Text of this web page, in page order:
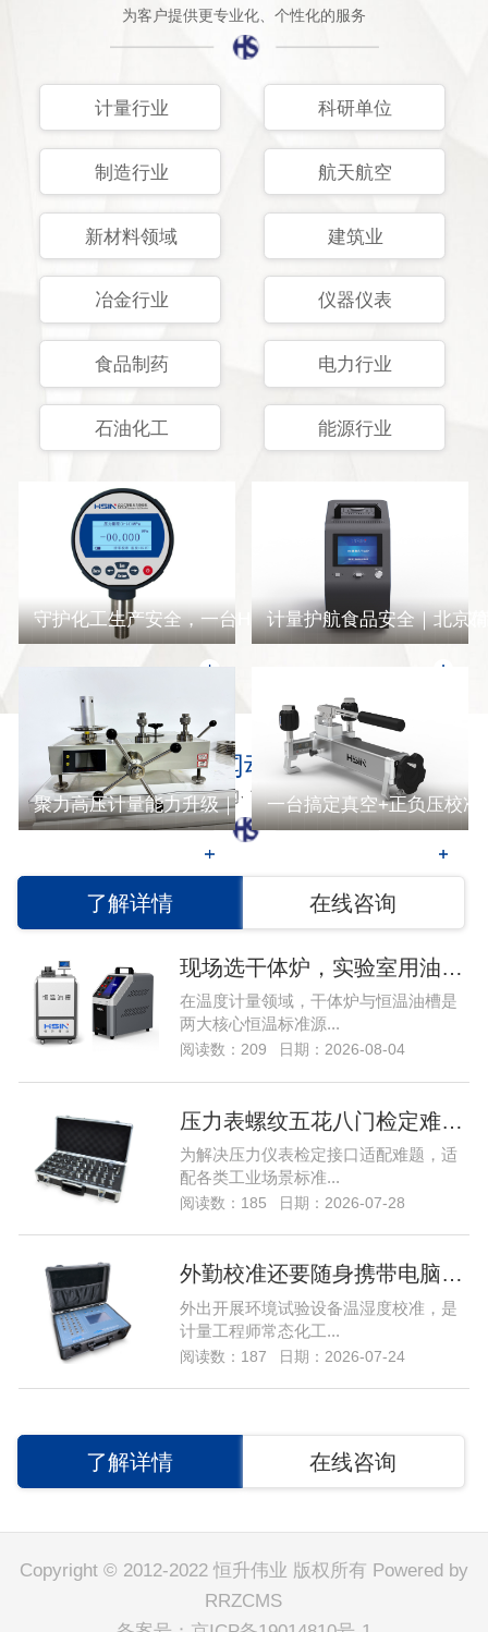
为客户提供更专业化、个性化的服务
计量行业 科研单位
制造行业 航天航空
新材料领域 建筑业
冶金行业 仪器仪表
食品制药 电力行业
石油化工 能源行业
守护化工生产安全，一台HSIN685智能数字压力校验仪
计量护航食品安全｜北京
聚力高压计量能力升级｜津检（天津）检测采购恒升伟
一台搞定真空+正负压校
了解详情 在线咨询
新闻动态
关注行业新闻· 了解最新资讯
现场选干体炉，实验室用油槽！温度计量设备选型核心逻辑…
在温度计量领域，干体炉与恒温油槽是
两大核心恒温标准源...
阅读数：209 日期：2026-08-04
压力表螺纹五花八门检定难？HSIN600-1压力仪表转换接头破解接口不匹配难题…
为解决压力仪表检定接口适配难题，适
配各类工业场景标准...
阅读数：185 日期：2026-07-28
外勤校准还要随身携带电脑？HSIN9100温湿度巡检仪脱机采集轻松解决…
外出开展环境试验设备温湿度校准，是
计量工程师常态化工...
阅读数：187 日期：2026-07-24
了解详情 在线咨询
Copyright © 2012-2022 恒升伟业 版权所有 Powered by
RRZCMS